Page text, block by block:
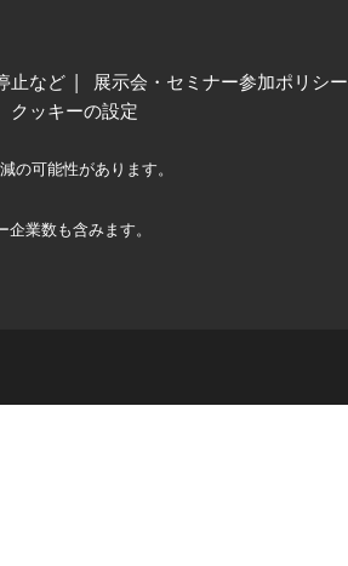
止など 展示会・セミナー参加ポリシー
クッキーの設定
の可能性があります。
業数も含みます。